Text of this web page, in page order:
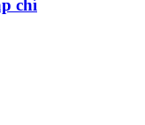
chí